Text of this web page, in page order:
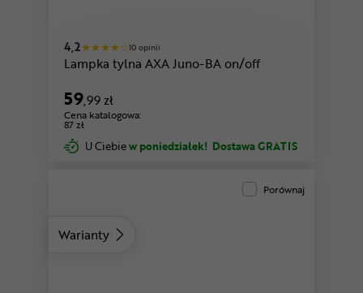
4,2 10 opinii
Lampka tylna AXA Juno-BA on/off
59,99 zł
Cena katalogowa:
87 zł
U Ciebiew poniedziałek! Dostawa GRATIS
Warianty
Porównaj